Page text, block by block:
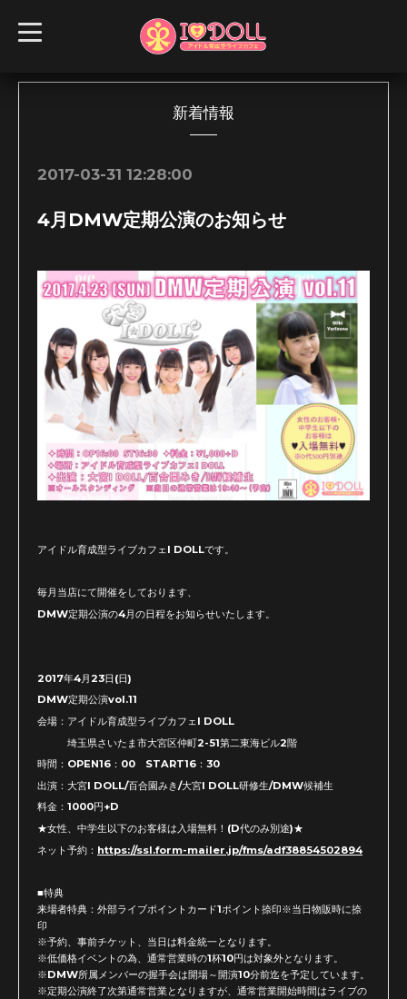
t
o
l
新着情報
2017-03-31 12:28:00
4月DMW定期公演のお知らせ
アイドル育成型ライブカフェI DOLLです。
毎月当店にて開催をしております、
DMW定期公演の4月の日程をお知らせいたします。
2017年4月23日(日)
DMW定期公演vol.11
会場：アイドル育成型ライブカフェI DOLL
埼玉県さいたま市大宮区仲町2-51第二東海ビル2階
時間：OPEN16：00 START16：30
出演：大宮I DOLL/百合園みき/大宮I DOLL研修生/DMW候補生
料金：1000円+D
★女性、中学生以下のお客様は入場無料！(D代のみ別途)★
ネット予約： https://ssl.form-mailer.jp/fms/adf38854502894
■特典
来場者特典：外部ライブポイントカード1ポイント捺印※当日物販時に捺
印
※予約、事前チケット、当日は料金統一となります。
※低価格イベントの為、通常営業時の1杯10円は対象外となります。
※DMW所属メンバーの握手会は開場～開演10分前迄を予定しています。
※定期公演終了次第通常営業となりますが、通常営業開始時間はライブの